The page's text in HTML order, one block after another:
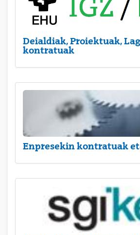
Deialdiak, Proiektuak,
kontratuak
Enpresekin kontratuak